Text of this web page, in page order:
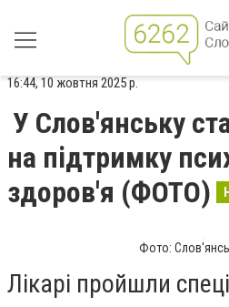
16:44, 10 жовтня 2025 р.
У Слов'янську
на підтримку
здоров'я (ФОТО)
Фото:
Лікарі пройшли